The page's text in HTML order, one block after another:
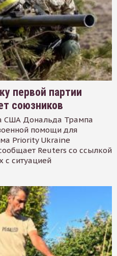
первой партии
союзников
США Дональда Трампа
помощи для
Priority Ukraine
Reuters со ссылкой
с ситуацией